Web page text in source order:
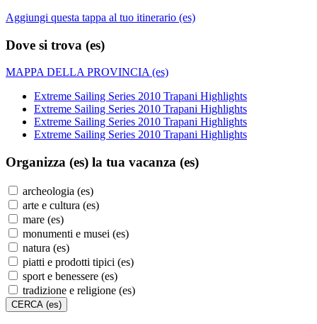
Aggiungi questa tappa al tuo itinerario (es)
Dove si trova (es)
MAPPA DELLA PROVINCIA (es)
Extreme Sailing Series 2010 Trapani Highlights
Extreme Sailing Series 2010 Trapani Highlights
Extreme Sailing Series 2010 Trapani Highlights
Extreme Sailing Series 2010 Trapani Highlights
Organizza (es) la tua vacanza (es)
archeologia (es)
arte e cultura (es)
mare (es)
monumenti e musei (es)
natura (es)
piatti e prodotti tipici (es)
sport e benessere (es)
tradizione e religione (es)